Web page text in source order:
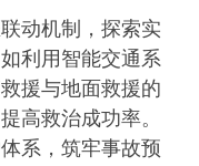
动机制，探索实
利用智能交通系
援与地面救援的
高救治成功率。
系，筑牢事故预